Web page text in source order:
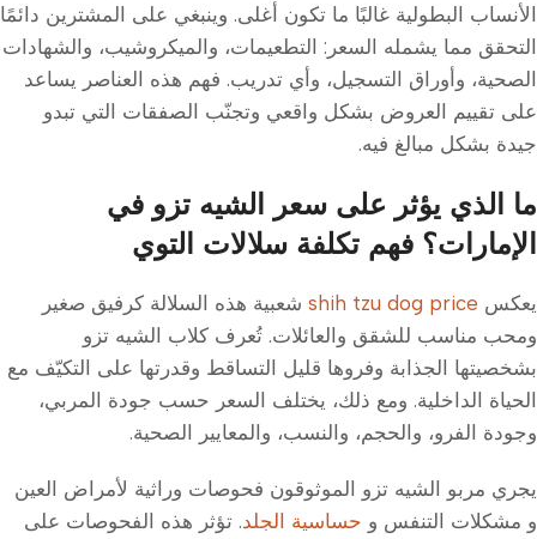
الأنساب البطولية غالبًا ما تكون أغلى. وينبغي على المشترين دائمًا
التحقق مما يشمله السعر: التطعيمات، والميكروشيب، والشهادات
الصحية، وأوراق التسجيل، وأي تدريب. فهم هذه العناصر يساعد
على تقييم العروض بشكل واقعي وتجنّب الصفقات التي تبدو
جيدة بشكل مبالغ فيه.
ما الذي يؤثر على سعر الشيه تزو في
الإمارات؟ فهم تكلفة سلالات التوي
يعكس shih tzu dog price شعبية هذه السلالة كرفيق صغير
ومحب مناسب للشقق والعائلات. تُعرف كلاب الشيه تزو
بشخصيتها الجذابة وفروها قليل التساقط وقدرتها على التكيّف مع
الحياة الداخلية. ومع ذلك، يختلف السعر حسب جودة المربي،
وجودة الفرو، والحجم، والنسب، والمعايير الصحية.
يجري مربو الشيه تزو الموثوقون فحوصات وراثية لأمراض العين
و مشكلات التنفس و حساسية الجلد. تؤثر هذه الفحوصات على